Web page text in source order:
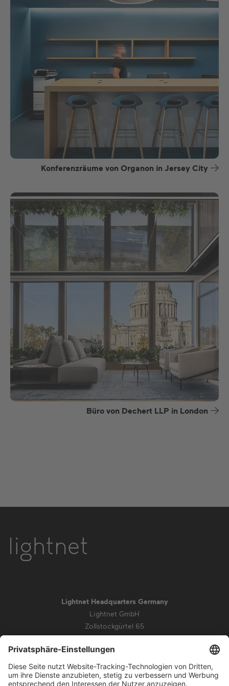
Konferenzräume von Organon in Jersey City
Büro von Dechert LLP in London
Lightnet Headquarters Germany
Lightnet GmbH
Zollstockgürtel 65
50969 Köln